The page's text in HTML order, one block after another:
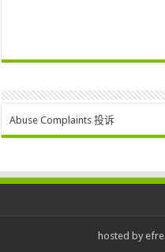
Abuse Complaints 投诉
hosted by